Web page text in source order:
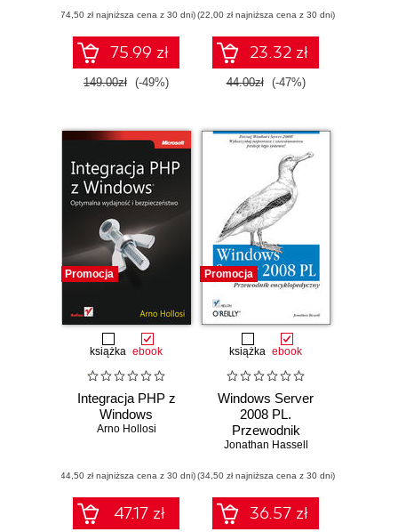
pamięcią i dużo
więcej. Wydanie
VII
(74,50 zł najniższa cena z 30 dni)
75.99 zł
149.00zł (-49%)
(22,00 zł najniższa cena z 30 dni)
23.32 zł
44.00zł (-47%)
Promocja
książka ebook
Integracja PHP z
Windows
Arno Hollosi
(44,50 zł najniższa cena z 30 dni)
47.17 zł
Promocja
książka ebook
Windows Server
2008 PL.
Przewodnik
encyklopedyczny
Jonathan Hassell
(34,50 zł najniższa cena z 30 dni)
36.57 zł